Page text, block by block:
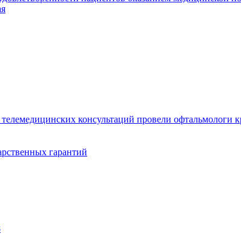
консультаций провели офтальмологи
гарантий